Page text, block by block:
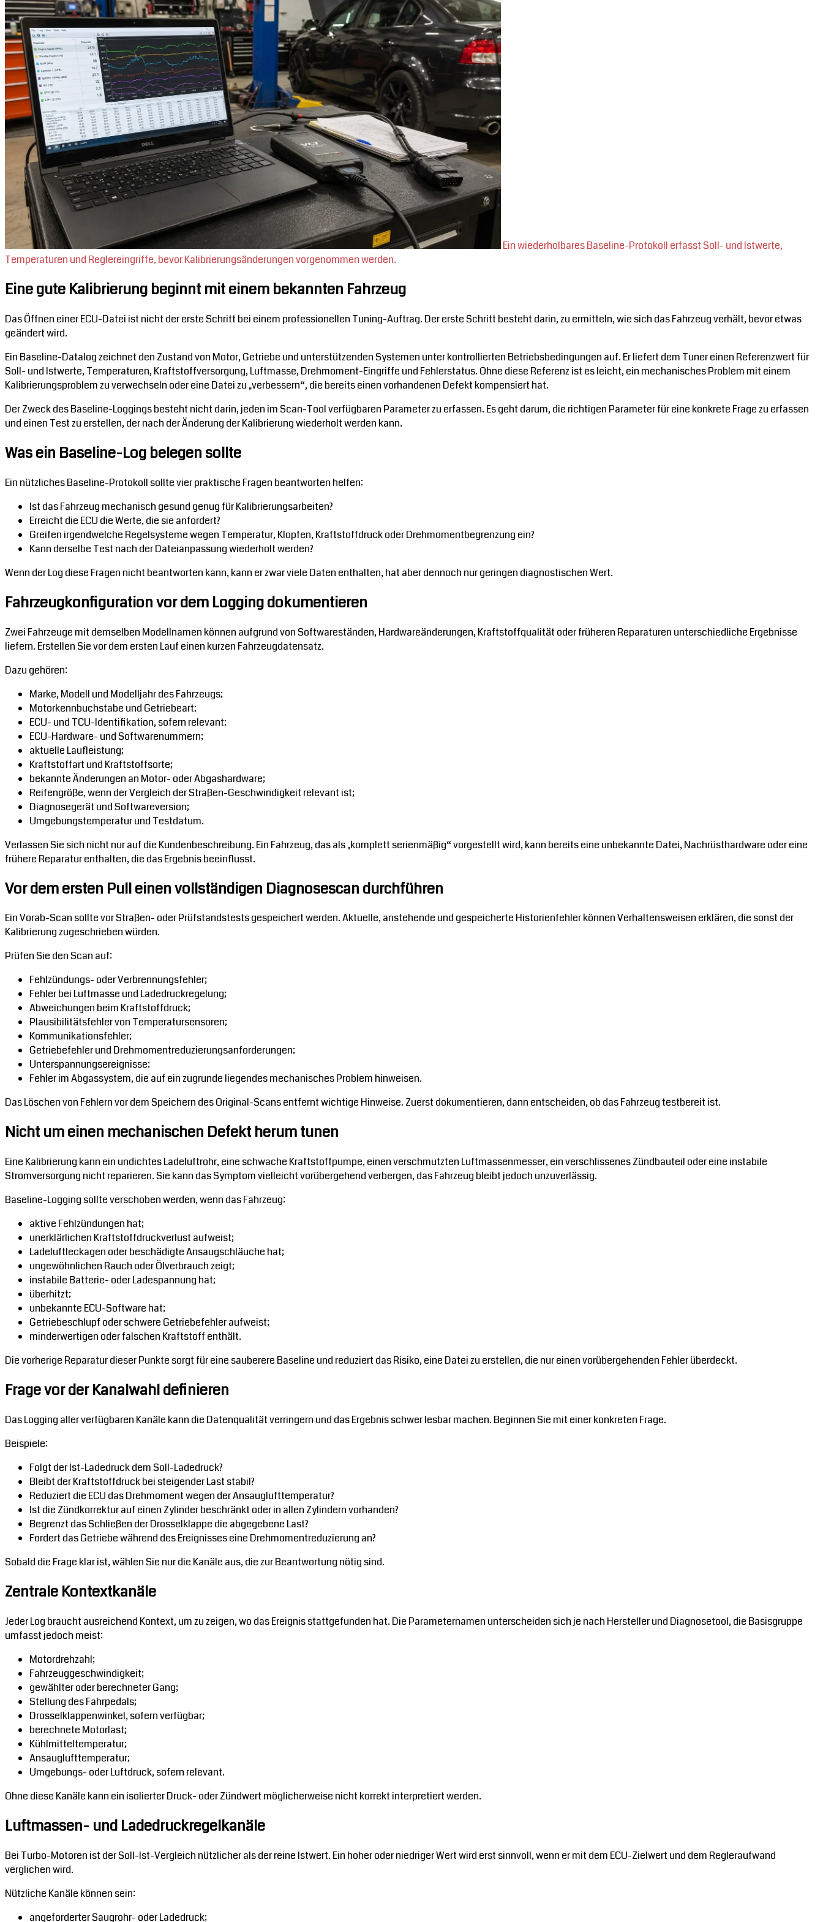
Ein wiederholbares Baseline-Protokoll erfasst Soll- und Istwerte,
Temperaturen und Reglereingriffe, bevor Kalibrierungsänderungen vorgenommen werden.
Eine gute Kalibrierung beginnt mit einem bekannten Fahrzeug
Das Öffnen einer ECU-Datei ist nicht der erste Schritt bei einem professionellen Tuning-Auftrag. Der erste Schritt besteht darin, zu ermitteln, wie sich das Fahrzeug verhält, bevor etwas
geändert wird.
Ein Baseline-Datalog zeichnet den Zustand von Motor, Getriebe und unterstützenden Systemen unter kontrollierten Betriebsbedingungen auf. Er liefert dem Tuner einen Referenzwert für
Soll- und Istwerte, Temperaturen, Kraftstoffversorgung, Luftmasse, Drehmoment-Eingriffe und Fehlerstatus. Ohne diese Referenz ist es leicht, ein mechanisches Problem mit einem
Kalibrierungsproblem zu verwechseln oder eine Datei zu „verbessern“, die bereits einen vorhandenen Defekt kompensiert hat.
Der Zweck des Baseline-Loggings besteht nicht darin, jeden im Scan-Tool verfügbaren Parameter zu erfassen. Es geht darum, die richtigen Parameter für eine konkrete Frage zu erfassen
und einen Test zu erstellen, der nach der Änderung der Kalibrierung wiederholt werden kann.
Was ein Baseline-Log belegen sollte
Ein nützliches Baseline-Protokoll sollte vier praktische Fragen beantworten helfen:
Ist das Fahrzeug mechanisch gesund genug für Kalibrierungsarbeiten?
Erreicht die ECU die Werte, die sie anfordert?
Greifen irgendwelche Regelsysteme wegen Temperatur, Klopfen, Kraftstoffdruck oder Drehmomentbegrenzung ein?
Kann derselbe Test nach der Dateianpassung wiederholt werden?
Wenn der Log diese Fragen nicht beantworten kann, kann er zwar viele Daten enthalten, hat aber dennoch nur geringen diagnostischen Wert.
Fahrzeugkonfiguration vor dem Logging dokumentieren
Zwei Fahrzeuge mit demselben Modellnamen können aufgrund von Softwareständen, Hardwareänderungen, Kraftstoffqualität oder früheren Reparaturen unterschiedliche Ergebnisse
liefern. Erstellen Sie vor dem ersten Lauf einen kurzen Fahrzeugdatensatz.
Dazu gehören:
Marke, Modell und Modelljahr des Fahrzeugs;
Motorkennbuchstabe und Getriebeart;
ECU- und TCU-Identifikation, sofern relevant;
ECU-Hardware- und Softwarenummern;
aktuelle Laufleistung;
Kraftstoffart und Kraftstoffsorte;
bekannte Änderungen an Motor- oder Abgashardware;
Reifengröße, wenn der Vergleich der Straßen-Geschwindigkeit relevant ist;
Diagnosegerät und Softwareversion;
Umgebungstemperatur und Testdatum.
Verlassen Sie sich nicht nur auf die Kundenbeschreibung. Ein Fahrzeug, das als „komplett serienmäßig“ vorgestellt wird, kann bereits eine unbekannte Datei, Nachrüsthardware oder eine
frühere Reparatur enthalten, die das Ergebnis beeinflusst.
Vor dem ersten Pull einen vollständigen Diagnosescan durchführen
Ein Vorab-Scan sollte vor Straßen- oder Prüfstandstests gespeichert werden. Aktuelle, anstehende und gespeicherte Historienfehler können Verhaltensweisen erklären, die sonst der
Kalibrierung zugeschrieben würden.
Prüfen Sie den Scan auf:
Fehlzündungs- oder Verbrennungsfehler;
Fehler bei Luftmasse und Ladedruckregelung;
Abweichungen beim Kraftstoffdruck;
Plausibilitätsfehler von Temperatursensoren;
Kommunikationsfehler;
Getriebefehler und Drehmomentreduzierungsanforderungen;
Unterspannungsereignisse;
Fehler im Abgassystem, die auf ein zugrunde liegendes mechanisches Problem hinweisen.
Das Löschen von Fehlern vor dem Speichern des Original-Scans entfernt wichtige Hinweise. Zuerst dokumentieren, dann entscheiden, ob das Fahrzeug testbereit ist.
Nicht um einen mechanischen Defekt herum tunen
Eine Kalibrierung kann ein undichtes Ladeluftrohr, eine schwache Kraftstoffpumpe, einen verschmutzten Luftmassenmesser, ein verschlissenes Zündbauteil oder eine instabile
Stromversorgung nicht reparieren. Sie kann das Symptom vielleicht vorübergehend verbergen, das Fahrzeug bleibt jedoch unzuverlässig.
Baseline-Logging sollte verschoben werden, wenn das Fahrzeug:
aktive Fehlzündungen hat;
unerklärlichen Kraftstoffdruckverlust aufweist;
Ladeluftleckagen oder beschädigte Ansaugschläuche hat;
ungewöhnlichen Rauch oder Ölverbrauch zeigt;
instabile Batterie- oder Ladespannung hat;
überhitzt;
unbekannte ECU-Software hat;
Getriebeschlupf oder schwere Getriebefehler aufweist;
minderwertigen oder falschen Kraftstoff enthält.
Die vorherige Reparatur dieser Punkte sorgt für eine sauberere Baseline und reduziert das Risiko, eine Datei zu erstellen, die nur einen vorübergehenden Fehler überdeckt.
Frage vor der Kanalwahl definieren
Das Logging aller verfügbaren Kanäle kann die Datenqualität verringern und das Ergebnis schwer lesbar machen. Beginnen Sie mit einer konkreten Frage.
Beispiele:
Folgt der Ist-Ladedruck dem Soll-Ladedruck?
Bleibt der Kraftstoffdruck bei steigender Last stabil?
Reduziert die ECU das Drehmoment wegen der Ansauglufttemperatur?
Ist die Zündkorrektur auf einen Zylinder beschränkt oder in allen Zylindern vorhanden?
Begrenzt das Schließen der Drosselklappe die abgegebene Last?
Fordert das Getriebe während des Ereignisses eine Drehmomentreduzierung an?
Sobald die Frage klar ist, wählen Sie nur die Kanäle aus, die zur Beantwortung nötig sind.
Zentrale Kontextkanäle
Jeder Log braucht ausreichend Kontext, um zu zeigen, wo das Ereignis stattgefunden hat. Die Parameternamen unterscheiden sich je nach Hersteller und Diagnosetool, die Basisgruppe
umfasst jedoch meist:
Motordrehzahl;
Fahrzeuggeschwindigkeit;
gewählter oder berechneter Gang;
Stellung des Fahrpedals;
Drosselklappenwinkel, sofern verfügbar;
berechnete Motorlast;
Kühlmitteltemperatur;
Ansauglufttemperatur;
Umgebungs- oder Luftdruck, sofern relevant.
Ohne diese Kanäle kann ein isolierter Druck- oder Zündwert möglicherweise nicht korrekt interpretiert werden.
Luftmassen- und Ladedruckregelkanäle
Bei Turbo-Motoren ist der Soll-Ist-Vergleich nützlicher als der reine Istwert. Ein hoher oder niedriger Wert wird erst sinnvoll, wenn er mit dem ECU-Zielwert und dem Regleraufwand
verglichen wird.
Nützliche Kanäle können sein:
angeforderter Saugrohr- oder Ladedruck;